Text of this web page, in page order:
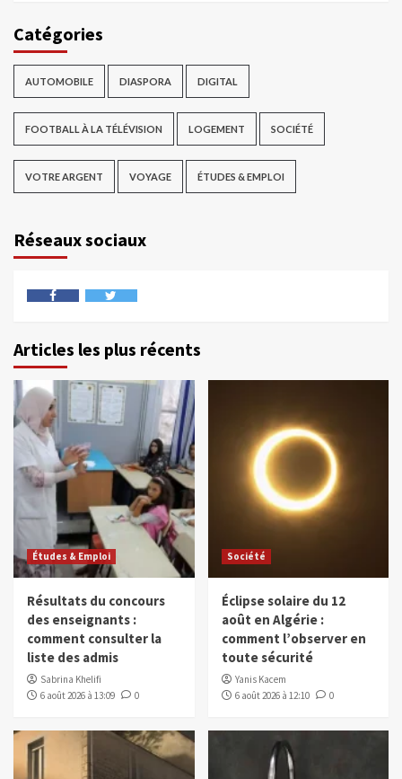
Catégories
AUTOMOBILE DIASPORA DIGITAL
FOOTBALL À LA TÉLÉVISION LOGEMENT SOCIÉTÉ
VOTRE ARGENT VOYAGE ÉTUDES & EMPLOI
Réseaux sociaux
Articles les plus récents
Études & Emploi
Résultats du concours
des enseignants :
comment consulter la
liste des admis
Sabrina Khelifi
6 août 2026 à 13:09
0
Société
Éclipse solaire du 12
août en Algérie :
comment l’observer en
toute sécurité
Yanis Kacem
6 août 2026 à 12:10
0